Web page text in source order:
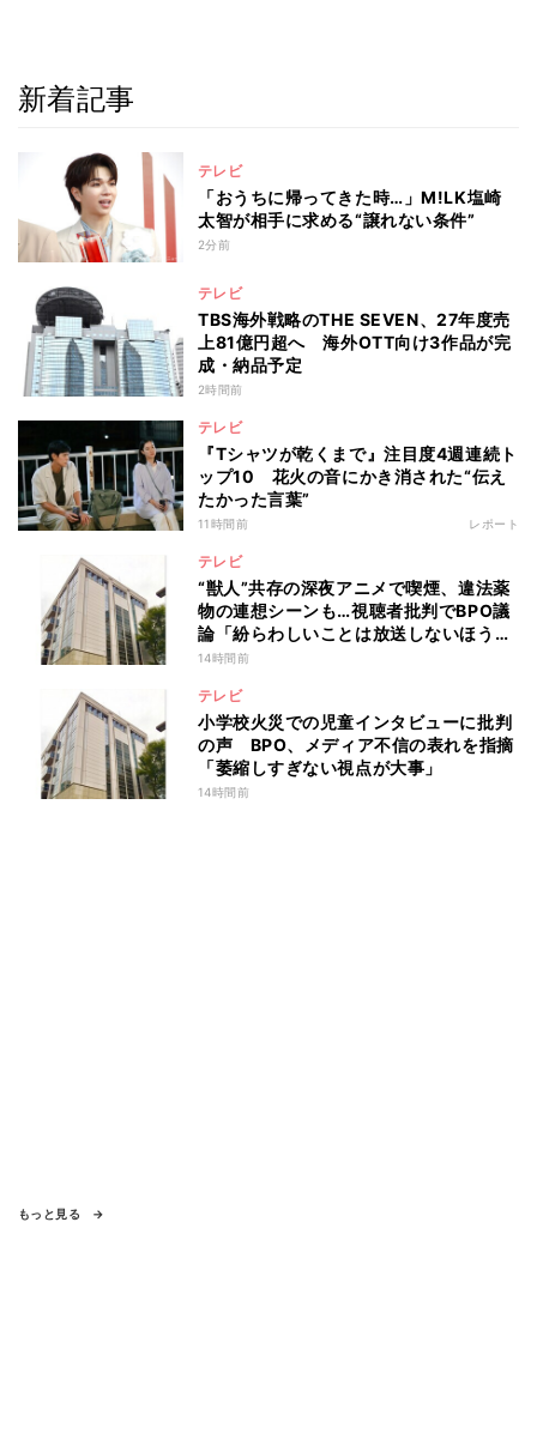
新着記事
テレビ
「おうちに帰ってきた時…」M!LK塩崎
太智が相手に求める“譲れない条件”
2分前
テレビ
TBS海外戦略のTHE SEVEN、27年度売
上81億円超へ 海外OTT向け3作品が完
成・納品予定
2時間前
テレビ
『Tシャツが乾くまで』注目度4週連続ト
ップ10 花火の音にかき消された“伝え
たかった言葉”
11時間前 レポート
テレビ
“獣人”共存の深夜アニメで喫煙、違法薬
物の連想シーンも…視聴者批判でBPO議
論「紛らわしいことは放送しないほう
が」
14時間前
テレビ
小学校火災での児童インタビューに批判
の声 BPO、メディア不信の表れを指摘
「萎縮しすぎない視点が大事」
14時間前
もっと見る